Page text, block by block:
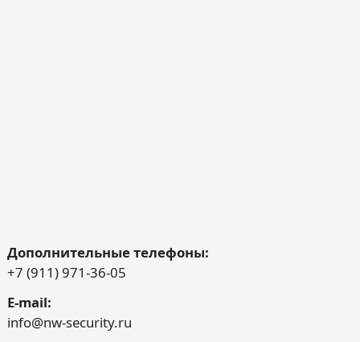
Дополнительные телефоны:
+7 (911) 971-36-05
E-mail:
info@nw-security.ru